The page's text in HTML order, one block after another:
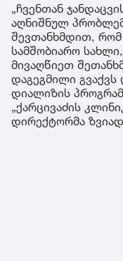
„ჩვენთან
აღნიშნულ
შევთანხმდით, რომ
სამშობიარო
მივაღწიეთ
დაგეგმილი
დიალიზის
„ქარცივაძის
დირექტორმა ზვიად